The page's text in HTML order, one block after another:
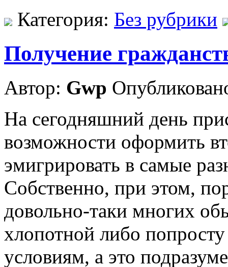
Категория: Без рубрики
Получение
Автор: Gwp
На сегодняшний день
возможности оформить
эмигрировать в самые
Собственно, при этом,
довольно-таки многих
хлопотной либо
условиям, а это